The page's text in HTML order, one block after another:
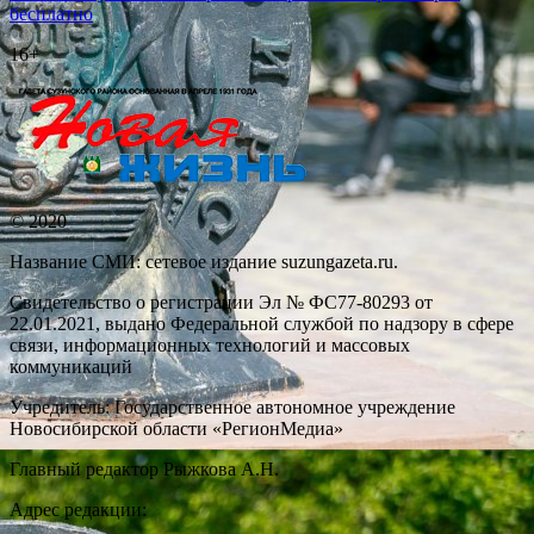
по
записям
бесплатно
16+
© 2020
Название СМИ: cетевое издание suzungazeta.ru.
Свидетельство о регистрации Эл № ФС77-80293 от
22.01.2021, выдано Федеральной службой по надзору в сфере
связи, информационных технологий и массовых
коммуникаций
Учредитель: Государственное автономное учреждение
Новосибирской области «РегионМедиа»
Главный редактор Рыжкова А.Н.
Адрес редакции: